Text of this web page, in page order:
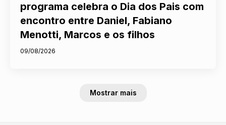
programa celebra o Dia dos Pais com
encontro entre Daniel, Fabiano
Menotti, Marcos e os filhos
09/08/2026
Mostrar mais